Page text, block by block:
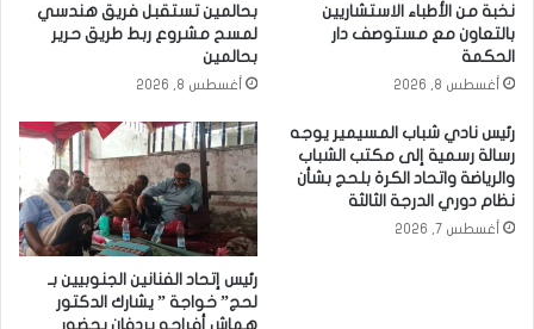
نخبة من الأطباء الاستشاريين
بالتعاون مع مستوصف دار
الحكمة
أغسطس 8, 2026
بحالمين تستقبل فريق هندسي
لمسح مشروع ربط طريق حرير
بحالمين
أغسطس 8, 2026
رئيس نادي شباب المسيمير يوجه
رسالة رسمية إلى مكتب الشباب
والرياضة واتحاد الكرة بلحج بشأن
نظام دوري الدرجة الثالثة
أغسطس 7, 2026
رئيس إتحاد الفنانين الجنوبيين بـ
لحج” خواجة ” يشارك الدكتور
هماش أفراحه بردفان بحضور